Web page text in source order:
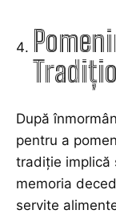
După
pentru a
tradiție implică
memoria
servite